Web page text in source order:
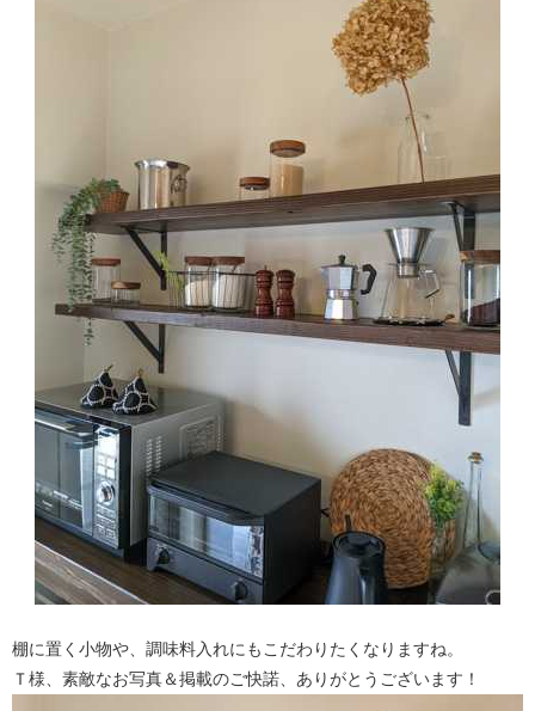
棚に置く小物や、調味料入れにもこだわりたくなりますね。
Ｔ様、素敵なお写真＆掲載のご快諾、ありがとうございます！